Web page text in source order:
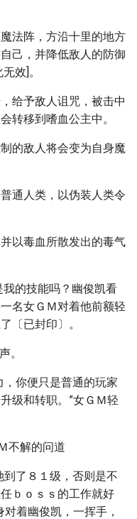
法阵，方沿十里的地方
己，并降低敌人的防御
效]。
给予敌人诅咒，被击中
转移到嗜血公主中。
的敌人将会变为自身魔
通人类，以伪装人类令
以毒血所散发出的毒气
的技能吗？幽俊凯看
名女ＧＭ对着他前额轻
〔已封印〕。
。
，你便只是普通的玩家
级和转职。”女ＧＭ轻
不解的问道
到了８１级，否则是不
ｂｏｓｓ的工作就好
着幽俊凯，一挥手，